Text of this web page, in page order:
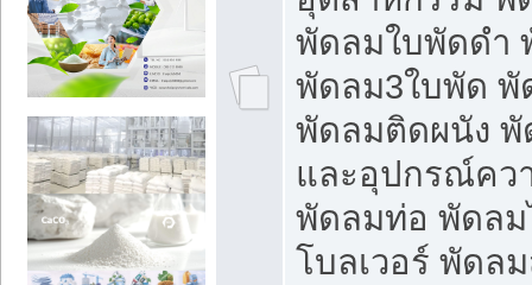
พัดลมใบพัดดำ
พัดลม3ใบพัด พั
พัดลมติดผนัง
และอุปกรณ์คว
พัดลมท่อ พัดลม
โบลเวอร์ พัดล